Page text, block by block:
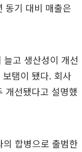
동기 대비 매출은
고 생산성이 개선
탬이 됐다. 회사
개선됐다고 설명했
합병으로 출범한